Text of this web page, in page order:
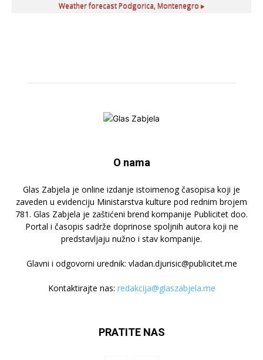
Weather forecast Podgorica, Montenegro ▸
O nama
Glas Zabjela je online izdanje istoimenog časopisa koji je
zaveden u evidenciju Ministarstva kulture pod rednim brojem
781. Glas Zabjela je zaštićeni brend kompanije Publicitet doo.
Portal i časopis sadrže doprinose spoljnih autora koji ne
predstavljaju nužno i stav kompanije.
Glavni i odgovorni urednik: vladan.djurisic@publicitet.me
Kontaktirajte nas: redakcija@glaszabjela.me
PRATITE NAS